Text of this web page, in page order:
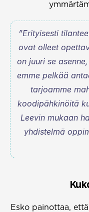
”Erityisesti
ovat olleet
on juuri se
emme pelkää
tarjoamme
koodipähkinöitä
Leevin mukaan
yhdistelmä
Esko painottaa,